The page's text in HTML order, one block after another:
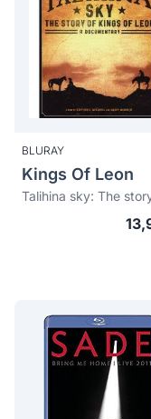
BLURAY
Kings Of Leon